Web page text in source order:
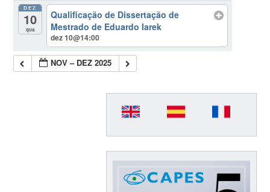
DEZ
10
qua
Qualificação de Dissertação de
Mestrado de Eduardo Iarek
dez 10@14:00
NOV – DEZ 2025